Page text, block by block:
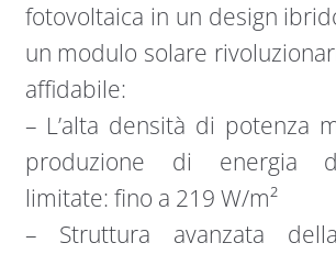
fotovoltaica in un design
un modulo solare
affidabile:
– L’alta densità di potenza
produzione di energia
limitate: fino a 219 W/m²
– Struttura avanzata